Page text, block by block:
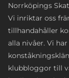
Norrköpings
Vi inriktar oss
tillhandahåller
alla nivåer. Vi
klubbloggor till